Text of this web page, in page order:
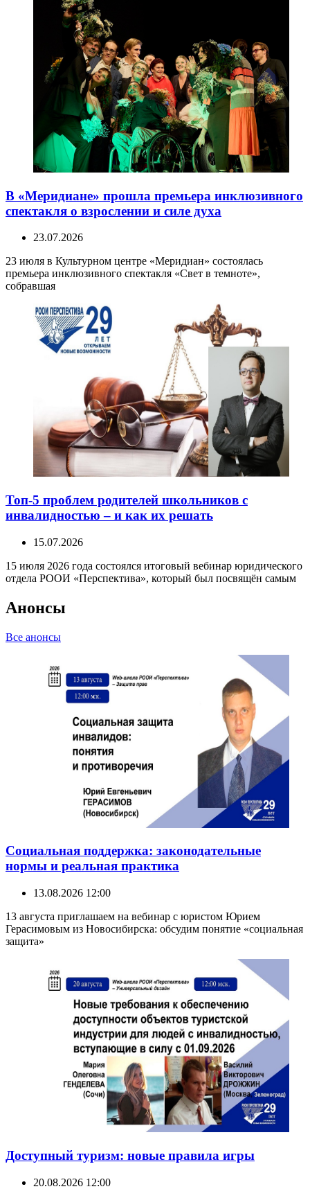
В «Меридиане» прошла премьера инклюзивного
спектакля о взрослении и силе духа
23.07.2026
23 июля в Культурном центре «Меридиан» состоялась
премьера инклюзивного спектакля «Свет в темноте»,
собравшая
Топ-5 проблем родителей школьников с
инвалидностью – и как их решать
15.07.2026
15 июля 2026 года состоялся итоговый вебинар юридического
отдела РООИ «Перспектива», который был посвящён самым
Анонсы
Все анонсы
Социальная поддержка: законодательные
нормы и реальная практика
13.08.2026 12:00
13 августа приглашаем на вебинар с юристом Юрием
Герасимовым из Новосибирска: обсудим понятие «социальная
защита»
Доступный туризм: новые правила игры
20.08.2026 12:00